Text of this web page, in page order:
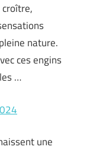
nature.
ces engins
…
une